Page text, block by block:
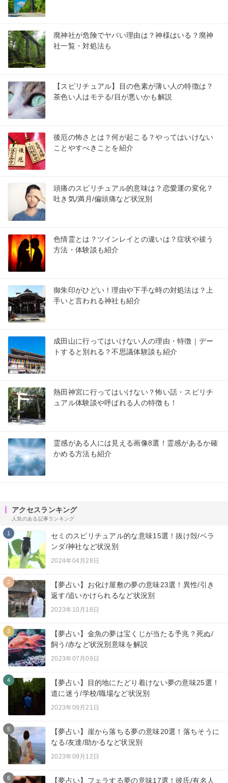
廃神社が危険でヤバい理由は？神様はいる？廃神
社一覧・対処法も
【スピリチュアル】目の色素が薄い人の特徴は？
茶色い人はモテる/目が悪いかも解説
後厄の怖さとは？何が起こる？やってはいけない
ことやすべきことを紹介
頭痛のスピリチュアル的意味は？恋愛運の変化？
吐き気/満月/偏頭痛など状況別
色情霊とは？ツインレイとの違いは？症状や祓う
方法・体験談も紹介
御朱印がひどい！理由や下手な時の対処法は？上
手いと言われる神社も紹介
成田山に行ってはいけない人の理由・特徴｜デー
トすると別れる？不思議体験談も紹介
熱田神宮に行ってはいけない？怖い話・スピリチ
ュアル体験談や呼ばれる人の特徴も！
霊感がある人には見える画像8選！霊感があるか確
かめる方法も紹介
アクセスランキング
人気のある記事ランキング
1
セミのスピリチュアル的な意味15選！抜け殻/ベラ
ンダ/神社など状況別
2024年04月28日
2
【夢占い】お化け屋敷の夢の意味23選！異性/引き
返す/追いかけられるなど状況別
2023年10月18日
3
【夢占い】金魚の夢は宝くじが当たる予兆？死ぬ/
飼う/赤など状況別意味を解説
2023年07月09日
4
【夢占い】目的地にたどり着けない夢の意味25選！
道に迷う/学校/職場など状況別
2023年09月21日
5
【夢占い】崖から落ちる夢の意味20選！落ちそうに
なる/友達/助かるなど状況別
2023年09月12日
6 【夢占い】フェラする夢の意味17選！彼氏/有名人